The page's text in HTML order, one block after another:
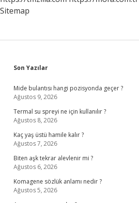
Sitemap
Sidebar
Son Yazılar
Mide bulantısı hangi pozisyonda geçer ?
Ağustos 9, 2026
Termal su spreyi ne için kullanılır ?
Ağustos 8, 2026
Kaç yaş üstü hamile kalır ?
Ağustos 7, 2026
Biten aşk tekrar alevlenir mi ?
Ağustos 6, 2026
Komagene sözlük anlamı nedir ?
Ağustos 5, 2026